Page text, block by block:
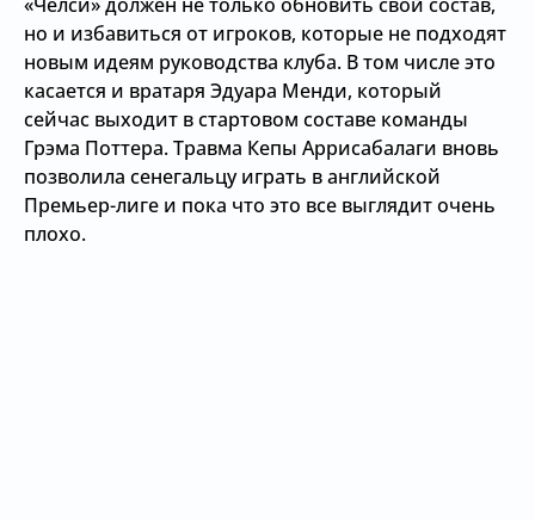
но и избавиться от игроков, которые не подходят
новым идеям руководства клуба. В том числе это
касается и вратаря Эдуара Менди, который
сейчас выходит в стартовом составе команды
Грэма Поттера. Травма Кепы Аррисабалаги вновь
позволила сенегальцу играть в английской
Премьер-лиге и пока что это все выглядит очень
плохо.